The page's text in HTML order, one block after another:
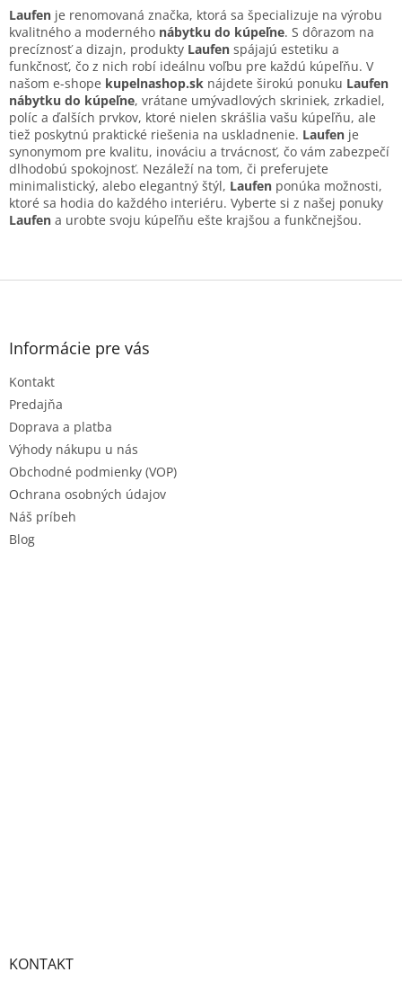
a
c
i
e
p
r
v
k
y
v
ý
p
i
v
a
n
i
e
Laufen je renomovaná značka, ktorá sa špecializuje na výrobu
kvalitného a moderného nábytku do kúpeľne. S dôrazom na
precíznosť a dizajn, produkty Laufen spájajú estetiku a
funkčnosť, čo z nich robí ideálnu voľbu pre každú kúpeľňu. V
našom e-shope kupelnashop.sk nájdete širokú ponuku Laufen
nábytku do kúpeľne, vrátane umývadlových skriniek, zrkadiel,
políc a ďalších prvkov, ktoré nielen skrášlia vašu kúpeľňu, ale
tiež poskytnú praktické riešenia na uskladnenie. Laufen je
synonymom pre kvalitu, inováciu a trvácnosť, čo vám zabezpečí
dlhodobú spokojnosť. Nezáleží na tom, či preferujete
minimalistický, alebo elegantný štýl, Laufen ponúka možnosti,
ktoré sa hodia do každého interiéru. Vyberte si z našej ponuky
Laufen a urobte svoju kúpeľňu ešte krajšou a funkčnejšou.
Z
Informácie pre vás
Kontakt
Predajňa
Doprava a platba
Výhody nákupu u nás
Obchodné podmienky (VOP)
Ochrana osobných údajov
Náš príbeh
Blog
KONTAKT